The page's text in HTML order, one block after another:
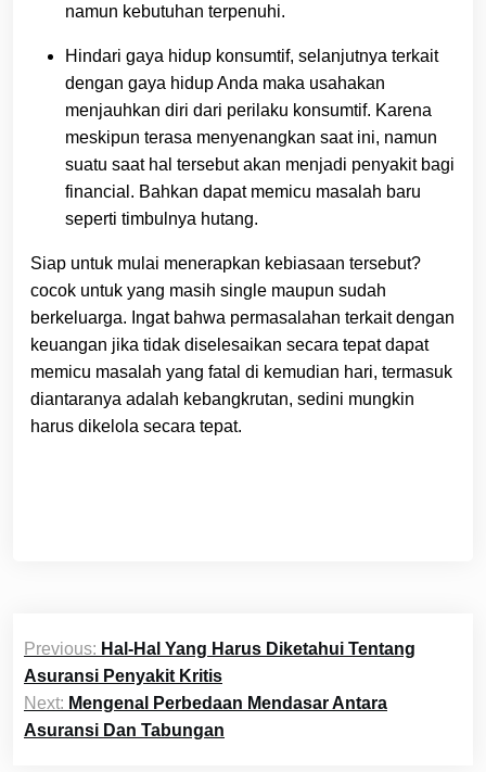
namun kebutuhan terpenuhi.
Hindari gaya hidup konsumtif, selanjutnya terkait
dengan gaya hidup Anda maka usahakan
menjauhkan diri dari perilaku konsumtif. Karena
meskipun terasa menyenangkan saat ini, namun
suatu saat hal tersebut akan menjadi penyakit bagi
financial. Bahkan dapat memicu masalah baru
seperti timbulnya hutang.
Siap untuk mulai menerapkan kebiasaan tersebut?
cocok untuk yang masih single maupun sudah
berkeluarga. Ingat bahwa permasalahan terkait dengan
keuangan jika tidak diselesaikan secara tepat dapat
memicu masalah yang fatal di kemudian hari, termasuk
diantaranya adalah kebangkrutan, sedini mungkin
harus dikelola secara tepat.
Post
navigation
Previous: Hal-Hal Yang Harus Diketahui Tentang
Asuransi Penyakit Kritis
Next: Mengenal Perbedaan Mendasar Antara
Asuransi Dan Tabungan